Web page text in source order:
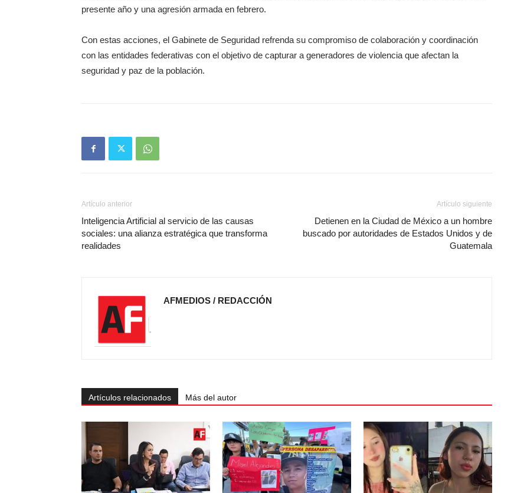
presente año y una agresión armada en febrero.
Con estas acciones, el Gabinete de Seguridad refrenda su compromiso de colaboración y coordinación
con las entidades federativas con el objetivo de capturar a generadores de violencia que afectan la
seguridad y paz de la población.
Artículo anterior
Inteligencia Artificial al servicio de las causas
sociales: una alianza estratégica que transforma
realidades
Artículo siguiente
Detienen en la Ciudad de México a un hombre
buscado por autoridades de Estados Unidos y de
Guatemala
AFMEDIOS / REDACCIÓN
Artículos relacionados Más del autor